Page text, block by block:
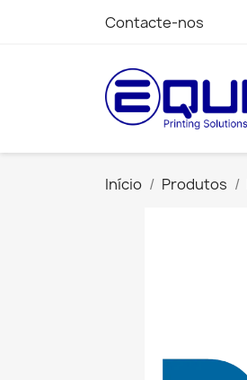
Contacte-nos
Início Produtos